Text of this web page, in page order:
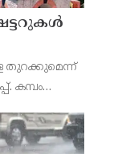
തുറക്കുമെന്ന്
കമ്പം
തമിഴ്ന